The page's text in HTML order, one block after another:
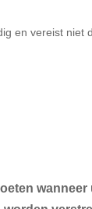
en vereist niet